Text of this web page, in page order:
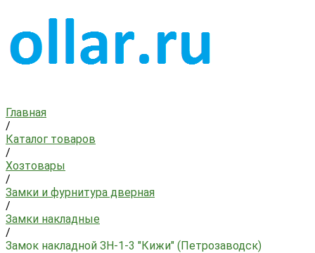
Главная
/
Каталог товаров
/
Хозтовары
/
Замки и фурнитура дверная
/
Замки накладные
/
Замок накладной ЗН-1-3 "Кижи" (Петрозаводск)